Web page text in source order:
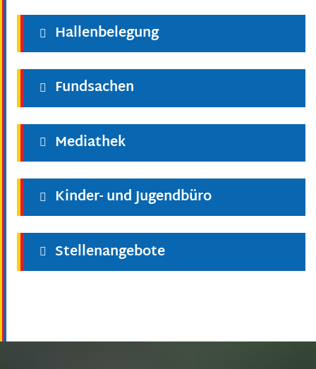
Hallenbelegung
Fundsachen
Mediathek
Kinder- und Jugendbüro
Stellenangebote